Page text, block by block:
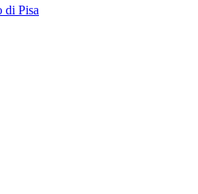
di Pisa